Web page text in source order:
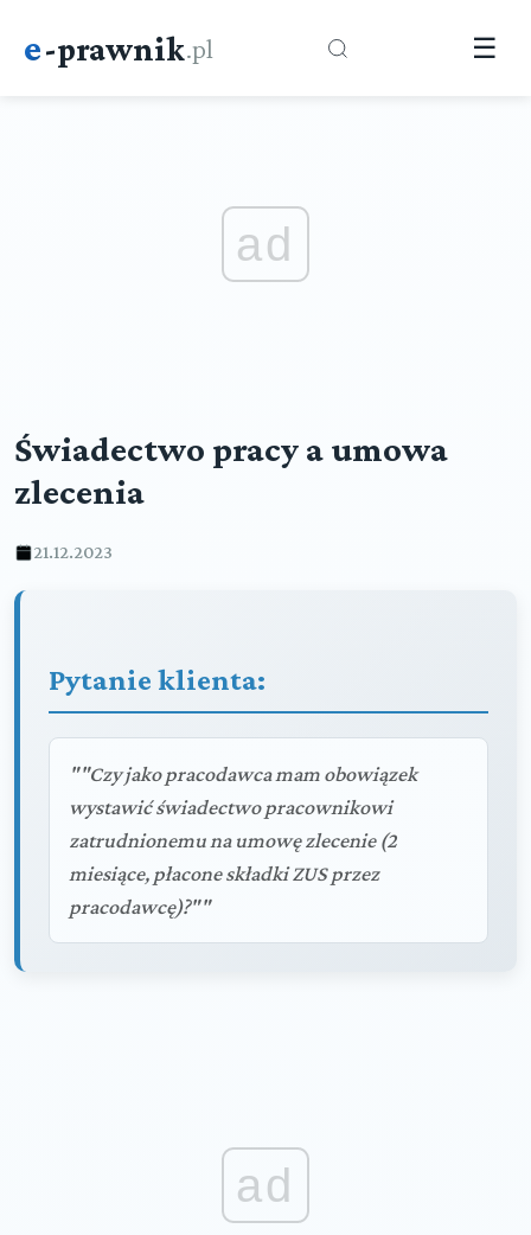
e-prawnik.pl ☰
ad
Świadectwo pracy a umowa
zlecenia
21.12.2023
Pytanie klienta:
""Czy jako pracodawca mam obowiązek
wystawić świadectwo pracownikowi
zatrudnionemu na umowę zlecenie (2
miesiące, płacone składki ZUS przez
pracodawcę)?""
ad